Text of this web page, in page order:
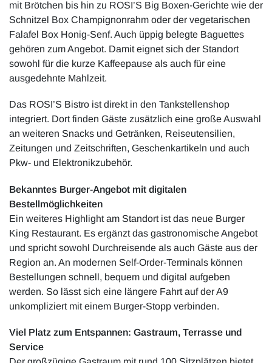
mit Brötchen bis hin zu ROSI’S Big Boxen-Gerichte wie der
Schnitzel Box Champignonrahm oder der vegetarischen
Falafel Box Honig-Senf. Auch üppig belegte Baguettes
gehören zum Angebot. Damit eignet sich der Standort
sowohl für die kurze Kaffeepause als auch für eine
ausgedehnte Mahlzeit.
Das ROSI’S Bistro ist direkt in den Tankstellenshop
integriert. Dort finden Gäste zusätzlich eine große Auswahl
an weiteren Snacks und Getränken, Reiseutensilien,
Zeitungen und Zeitschriften, Geschenkartikeln und auch
Pkw- und Elektronikzubehör.
Bekanntes Burger-Angebot mit digitalen
Bestellmöglichkeiten
Ein weiteres Highlight am Standort ist das neue Burger
King Restaurant. Es ergänzt das gastronomische Angebot
und spricht sowohl Durchreisende als auch Gäste aus der
Region an. An modernen Self-Order-Terminals können
Bestellungen schnell, bequem und digital aufgeben
werden. So lässt sich eine längere Fahrt auf der A9
unkompliziert mit einem Burger-Stopp verbinden.
Viel Platz zum Entspannen: Gastraum, Terrasse und
Service